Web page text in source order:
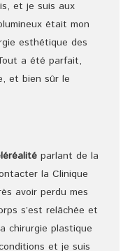
et je suis aux
était mon
esthétique des
a été parfait,
et bien sûr le
parlant de la
la Clinique
avoir perdu mes
s’est relâchée et
chirurgie plastique
et je suis